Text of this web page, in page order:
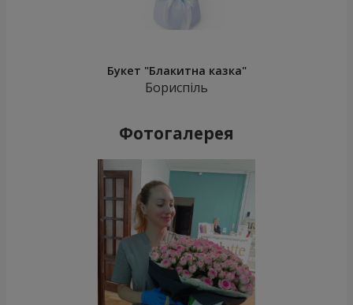
Букет "Блакитна казка"
Бориспіль
Фотогалерея